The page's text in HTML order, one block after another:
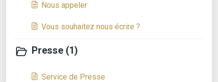
Nous appeler
Vous souhaitez nous écrire ?
Presse (1)
Service de Presse